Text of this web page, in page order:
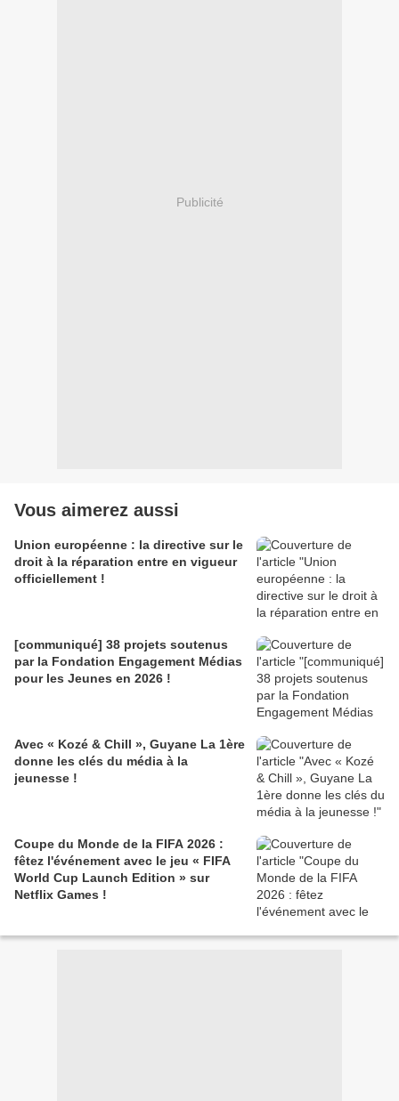
Publicité
Vous aimerez aussi
Union européenne : la directive sur le
droit à la réparation entre en vigueur
officiellement !
[communiqué] 38 projets soutenus
par la Fondation Engagement Médias
pour les Jeunes en 2026 !
Avec « Kozé & Chill », Guyane La 1ère
donne les clés du média à la
jeunesse !
Coupe du Monde de la FIFA 2026 :
fêtez l'événement avec le jeu « FIFA
World Cup Launch Edition » sur
Netflix Games !